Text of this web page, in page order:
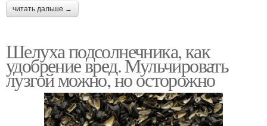
читать дальше →
Шелуха подсолнечника, как
удобрение вред. Мульчировать
лузгой можно, но осторожно